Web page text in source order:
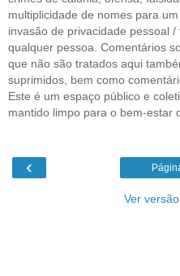
multiplicidade de nomes para
invasão de privacidade pessoal /
qualquer pessoa. Comentários
que não são tratados aqui
suprimidos, bem como
Este é um espaço público e
mantido limpo para o bem-estar
‹
Ver